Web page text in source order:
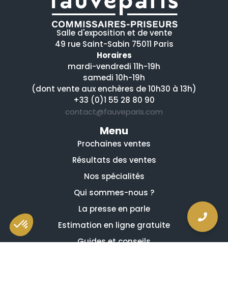
Salle d'exposition et de vente
49 rue Saint-Sabin 75011 Paris
Horaires
mardi-vendredi 11h-19h
samedi 10h-19h
(dont vente aux enchères de 10h30 à 13h)
+33 (0)1 55 28 80 90
contact@fauveparis.com
Menu
Prochaines ventes
Résultats des ventes
Nos spécialités
Qui sommes-nous ?
La presse en parle
Estimation en ligne gratuite
Guides et conseils